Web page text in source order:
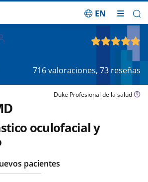
EN
716valoraciones, 73 reseñas
Duke Profesional de la salud
oculofacial y
pacientes